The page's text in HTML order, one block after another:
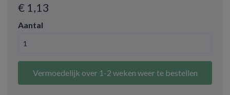
€ 1,13
Aantal
Vermoedelijk over 1-2 weken weer te bestellen